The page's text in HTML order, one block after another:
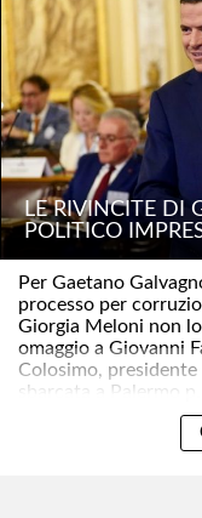
LE RIVINCITE DI
POLITICO
Per Gaetano
processo per
Giorgia Meloni non
omaggio a Giovanni
Colosimo,
sbarcata a Palermo p..